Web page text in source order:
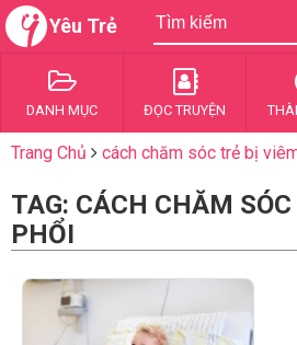
Yêu Trẻ
DANH MỤC ĐỌC TRUYỆN
Trang Chủ cách chăm sóc trẻ bị
TAG: CÁCH CHĂM
PHỔI